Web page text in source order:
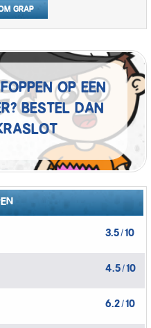
grap
op een
Bestel dan
3.5/10
4.5/10
6.2/10